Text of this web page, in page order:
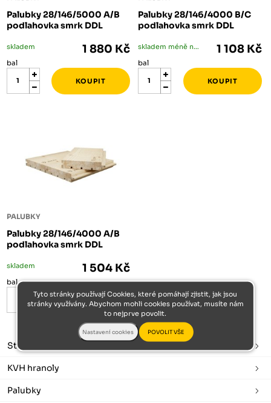
Palubky 28/146/5000 A/B
podlahovka smrk DDL
skladem 1 880 Kč
bal
Palubky 28/146/4000 B/C
podlahovka smrk DDL
skladem méně než 5 bal 1 108 Kč
bal
PALUBKY
Palubky 28/146/4000 A/B
podlahovka smrk DDL
skladem 1 504 Kč
bal
Stavební řezivo
KVH hranoly
Palubky
Tyto stránky používají Cookies, které pomáhají zjistit, jak jsou
stránky využívány. Abychom mohli cookies používat, musíte nám
to nejprve povolit.